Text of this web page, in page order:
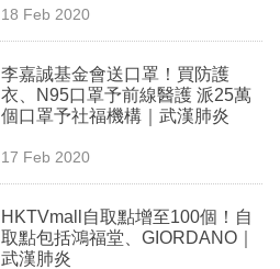
18 Feb 2020
李嘉誠基金會送口罩！買防護
衣、N95口罩予前線醫護 派25萬
個口罩予社福機構｜武漢肺炎
17 Feb 2020
HKTVmall自取點增至100個！自
取點包括鴻福堂、GIORDANO｜
武漢肺炎